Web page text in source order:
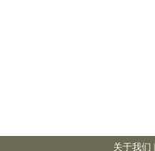
关于我们 |